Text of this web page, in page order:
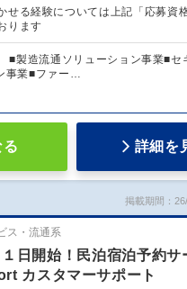
せる経験については上記「応募資
ります
■製造流通ソリューション事業■セ
事業■ファー…
詳細を
掲載期間：
ス・流通系
１日開始！民泊宿泊予約サ
カスタマーサポート